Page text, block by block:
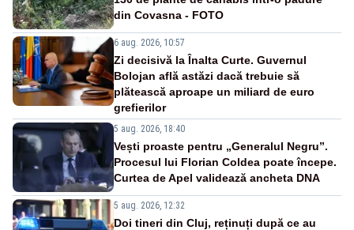
din Covasna - FOTO
6 aug. 2026, 10:57
Zi decisivă la Înalta Curte. Guvernul
Bolojan află astăzi dacă trebuie să
plătească aproape un miliard de euro
grefierilor
5 aug. 2026, 18:40
Vești proaste pentru „Generalul Negru”.
Procesul lui Florian Coldea poate începe.
Curtea de Apel validează ancheta DNA
5 aug. 2026, 12:32
Doi tineri din Cluj, reținuți după ce au